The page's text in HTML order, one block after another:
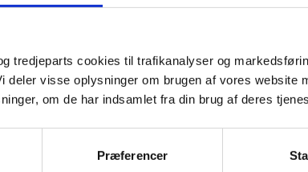
tredjeparts cookies til trafikanalyser og
deler visse oplysninger om brugen af vores website
om de har indsamlet fra din brug af deres
Præferencer